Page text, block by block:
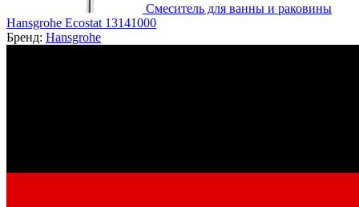
Смеситель для ванны и раковины
Hansgrohe Ecostat 13141000
Бренд: Hansgrohe